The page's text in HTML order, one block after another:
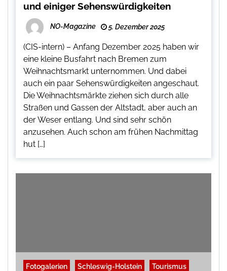
und einiger Sehenswürdigkeiten
NO-Magazine 5. Dezember 2025
(CIS-intern) – Anfang Dezember 2025 haben wir
eine kleine Busfahrt nach Bremen zum
Weihnachtsmarkt unternommen. Und dabei
auch ein paar Sehenswürdigkeiten angeschaut.
Die Weihnachtsmärkte ziehen sich durch alle
Straßen und Gassen der Altstadt, aber auch an
der Weser entlang. Und sind sehr schön
anzusehen. Auch schon am frühen Nachmittag
hut […]
Fotogalerien Schleswig-Holstein Tourismus